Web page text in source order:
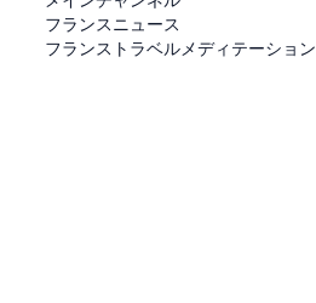
フランスニュース
フランストラベルメディテーション